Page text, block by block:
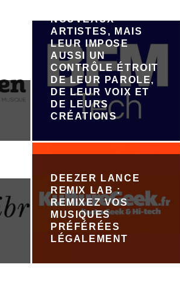
NOUVEAUX
ARTISTES, MAIS
LEUR IMPOSE
AUSSI UN
CONTRÔLE ÉTROIT
DE LEUR PAROLE,
DE LEUR VOIX ET
DE LEURS
CRÉATIONS
DEEZER LANCE
REMIX LAB :
REMIXEZ VOS
MUSIQUES
PRÉFÉRÉES
LÉGALEMENT